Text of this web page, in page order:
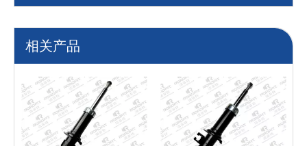
相关产品